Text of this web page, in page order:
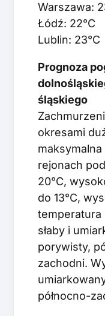
Warszawa:
Łódź: 22°C
Lublin: 23°C
Prognoza
śląskiego
okresami
maksymalna
rejonach
20°C,
do 13°C,
temperatura
słaby i
porywisty,
zachodni.
północno-